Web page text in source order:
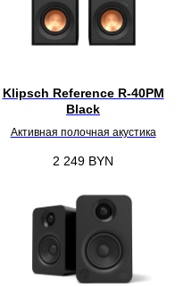
Klipsch Reference R-40PM
Black
Активная полочная акустика
2 249 BYN